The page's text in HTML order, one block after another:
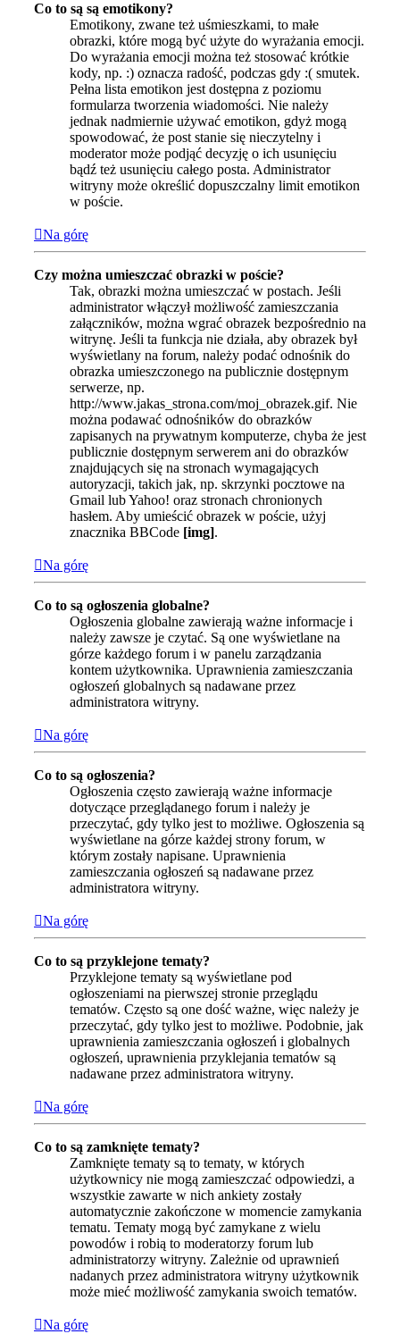
Co to są są emotikony?
Emotikony, zwane też uśmieszkami, to małe
obrazki, które mogą być użyte do wyrażania emocji.
Do wyrażania emocji można też stosować krótkie
kody, np. :) oznacza radość, podczas gdy :( smutek.
Pełna lista emotikon jest dostępna z poziomu
formularza tworzenia wiadomości. Nie należy
jednak nadmiernie używać emotikon, gdyż mogą
spowodować, że post stanie się nieczytelny i
moderator może podjąć decyzję o ich usunięciu
bądź też usunięciu całego posta. Administrator
witryny może określić dopuszczalny limit emotikon
w poście.
Na górę
Czy można umieszczać obrazki w poście?
Tak, obrazki można umieszczać w postach. Jeśli
administrator włączył możliwość zamieszczania
załączników, można wgrać obrazek bezpośrednio na
witrynę. Jeśli ta funkcja nie działa, aby obrazek był
wyświetlany na forum, należy podać odnośnik do
obrazka umieszczonego na publicznie dostępnym
serwerze, np.
http://www.jakas_strona.com/moj_obrazek.gif. Nie
można podawać odnośników do obrazków
zapisanych na prywatnym komputerze, chyba że jest
publicznie dostępnym serwerem ani do obrazków
znajdujących się na stronach wymagających
autoryzacji, takich jak, np. skrzynki pocztowe na
Gmail lub Yahoo! oraz stronach chronionych
hasłem. Aby umieścić obrazek w poście, użyj
znacznika BBCode [img].
Na górę
Co to są ogłoszenia globalne?
Ogłoszenia globalne zawierają ważne informacje i
należy zawsze je czytać. Są one wyświetlane na
górze każdego forum i w panelu zarządzania
kontem użytkownika. Uprawnienia zamieszczania
ogłoszeń globalnych są nadawane przez
administratora witryny.
Na górę
Co to są ogłoszenia?
Ogłoszenia często zawierają ważne informacje
dotyczące przeglądanego forum i należy je
przeczytać, gdy tylko jest to możliwe. Ogłoszenia są
wyświetlane na górze każdej strony forum, w
którym zostały napisane. Uprawnienia
zamieszczania ogłoszeń są nadawane przez
administratora witryny.
Na górę
Co to są przyklejone tematy?
Przyklejone tematy są wyświetlane pod
ogłoszeniami na pierwszej stronie przeglądu
tematów. Często są one dość ważne, więc należy je
przeczytać, gdy tylko jest to możliwe. Podobnie, jak
uprawnienia zamieszczania ogłoszeń i globalnych
ogłoszeń, uprawnienia przyklejania tematów są
nadawane przez administratora witryny.
Na górę
Co to są zamknięte tematy?
Zamknięte tematy są to tematy, w których
użytkownicy nie mogą zamieszczać odpowiedzi, a
wszystkie zawarte w nich ankiety zostały
automatycznie zakończone w momencie zamykania
tematu. Tematy mogą być zamykane z wielu
powodów i robią to moderatorzy forum lub
administratorzy witryny. Zależnie od uprawnień
nadanych przez administratora witryny użytkownik
może mieć możliwość zamykania swoich tematów.
Na górę